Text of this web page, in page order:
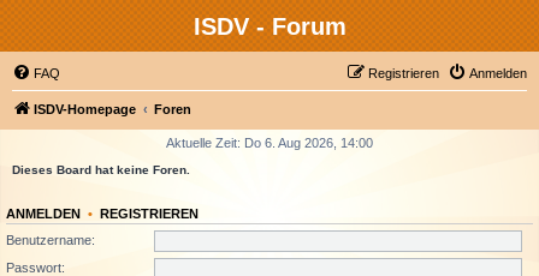
ISDV - Forum
FAQ Anmelden
Registrieren
ISDV-Homepage Foren
Aktuelle Zeit: Do 6. Aug 2026, 14:00
Dieses Board hat keine Foren.
ANMELDEN • REGISTRIEREN
Benutzername:
Passwort: